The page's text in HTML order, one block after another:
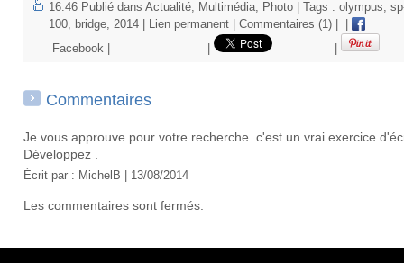
16:46 Publié dans Actualité, Multimédia, Photo | Tags : olympus,
100, bridge, 2014 Lien permanent Commentaires (1)
Facebook
Commentaires
Je vous approuve pour votre recherche. c'est un vrai exercice
Développez .
Écrit par : MichelB | 13/08/2014
Les commentaires sont fermés.